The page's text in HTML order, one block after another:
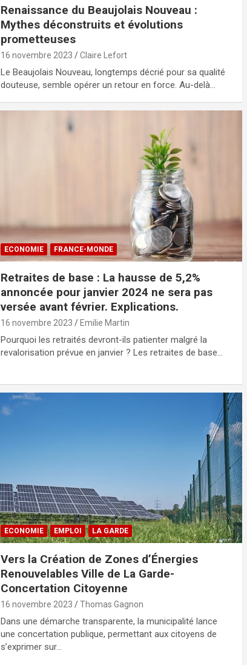
Renaissance du Beaujolais Nouveau :
Mythes déconstruits et évolutions
prometteuses
16 novembre 2023 Claire Lefort
Le Beaujolais Nouveau, longtemps décrié pour sa qualité
douteuse, semble opérer un retour en force. Au-delà…
ECONOMIE FRANCE-MONDE
Retraites de base : La hausse de 5,2%
annoncée pour janvier 2024 ne sera pas
versée avant février. Explications.
16 novembre 2023 Emilie Martin
Pourquoi les retraités devront-ils patienter malgré la
revalorisation prévue en janvier ? Les retraites de base…
ECONOMIE EMPLOI LA GARDE
Vers la Création de Zones d’Énergies
Renouvelables Ville de La Garde-
Concertation Citoyenne
16 novembre 2023 Thomas Gagnon
Dans une démarche transparente, la municipalité lance
une concertation publique, permettant aux citoyens de
s’exprimer sur…